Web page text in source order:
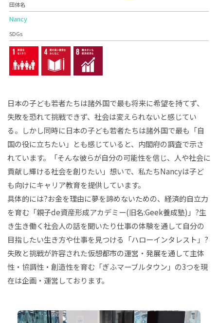
団体名
Nancy
SDGs
日本の子ども若者たちは諸外国で最も将来に希望を持てず、
失敗を恐れて挑戦できず、社会は変えられないと感じてい
る。しかし同時に日本の子ども若者たちは諸外国で最も「自
国の役に立ちたい」とも感じていると、内閣府の調査で示さ
れています。「そんな彼らが自分の可能性を信じ、人や社会に
貢献し輝ける社会を創りたい」想いで、私たちNancyは子ど
も向けにキャリア教育を提供しています。
具体的には?お金を理由に夢を諦めないための、経済的自立力
を育む「親子de資産形成アカデミー(旧名:Geek養成塾)」?生
き生き働く社会人の話を聞いたり仕事の体験を通して自分の
目指したい生き方や仕事を見つける「ハローインタレスト」?
失敗と挑戦が許容された仮想都市の運営・発展を通して主体
性・協調性・創造性を育む「ぎふマーブルタウン」の3つを現
在は企画・運営しております。